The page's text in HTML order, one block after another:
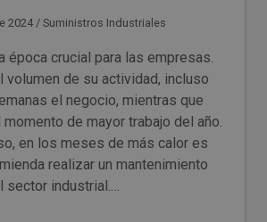
2024 / Suministros Industriales
época crucial para las empresas.
volumen de su actividad, incluso
el negocio, mientras que
de mayor trabajo del año.
en los meses de más calor es
realizar un mantenimiento
sector industrial.…